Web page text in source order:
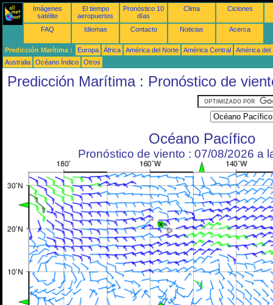
Imágenes
satélite
El tiempo
aeropuertos
Pronóstico 10
días
Clima Ciclones
FAQ Idiomas Contacto Noticias Acerca
Predicción Marítima : Europa África América del Norte América Central
América del
Australia
Océano Índico Otros
Predicción Marítima : Pronóstico de
Océano Pacífico
Pronóstico de viento : 07/08/2026 a